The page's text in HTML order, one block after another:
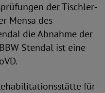
der Tischler-
Mensa des
die Abnahme der
Stendal ist eine
für